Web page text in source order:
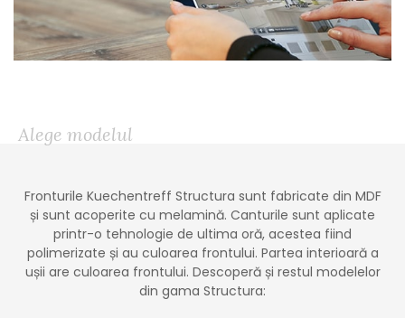
Alege modelul
Fronturile Kuechentreff Structura sunt fabricate din MDF
și sunt acoperite cu melamină. Canturile sunt aplicate
printr-o tehnologie de ultima oră, acestea fiind
polimerizate și au culoarea frontului. Partea interioară a
ușii are culoarea frontului. Descoperă și restul modelelor
din gama Structura: